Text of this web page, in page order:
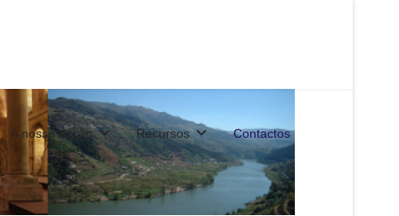
A nossa acção Recursos Contactos